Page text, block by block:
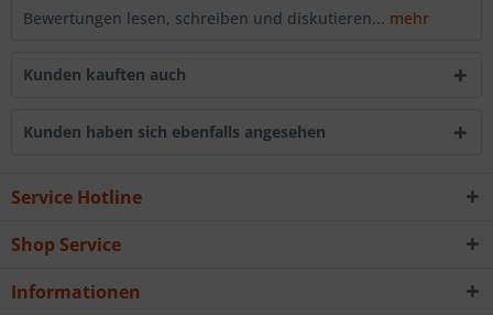
Bewertungen lesen, schreiben und diskutieren... mehr
Kunden kauften auch
Kunden haben sich ebenfalls angesehen
Service Hotline
Shop Service
Informationen